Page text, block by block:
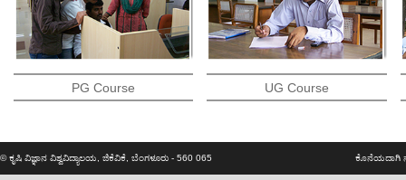
PG Course UG Course
© ಕೃಷಿ ವಿಜ್ಞಾನ ವಿಶ್ವವಿದ್ಯಾಲಯ, ಜಿಕೆವಿಕೆ, ಬೆಂಗಳೂರು - 560 065 ಕೊನೆಯದಾಗಿ